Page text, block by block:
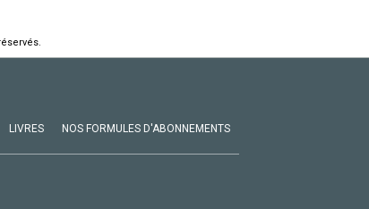
LIVRES NOS FORMULES D'ABONNEMENTS